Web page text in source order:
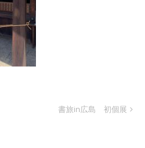
書旅in広島 初個展